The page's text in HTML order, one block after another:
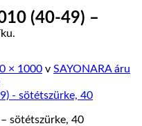
(40-49) –
× 1000 v SAYONARA áru
sötétszürke, 40